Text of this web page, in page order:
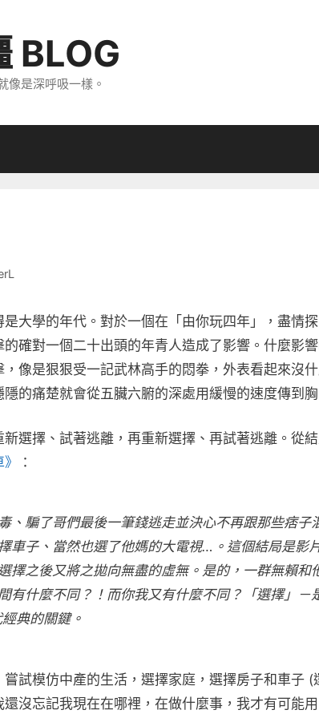
BLOG
像是深呼吸一樣。
大學的年代。對於一個在「由你玩四年」，盡情
確對一個二十出頭的年青人造成了影響。什麼影
像是狠狠受一記武林高手的悶拳，外表看起來沒
的痛楚就會從五臟六腑的深處用緩慢的速度傳到胸
新選擇、試著逃離，再重新選擇、再試著逃離。從
：
、騙了哥們最後一筆錢逃走並決心不再跟那些痞
車子、當然也選了他媽的大電視…。這個結局是影
擇之後又將之拋向無盡的虛無。是的，一群無賴
有什麼不同？！而你我又有什麼不同？「選擇」
典的關鍵。
試模仿中產的生活，選擇家庭，選擇房子和車子
沒忘記我現在在哪裡，在做什麼事，我才有可能